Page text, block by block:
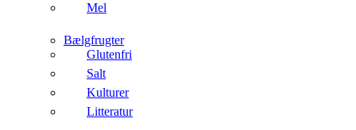
Mel
Bælgfrugter
Glutenfri
Salt
Kulturer
Litteratur